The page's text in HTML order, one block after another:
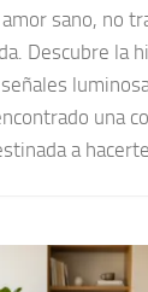
sano, no
Descubre la
una
a